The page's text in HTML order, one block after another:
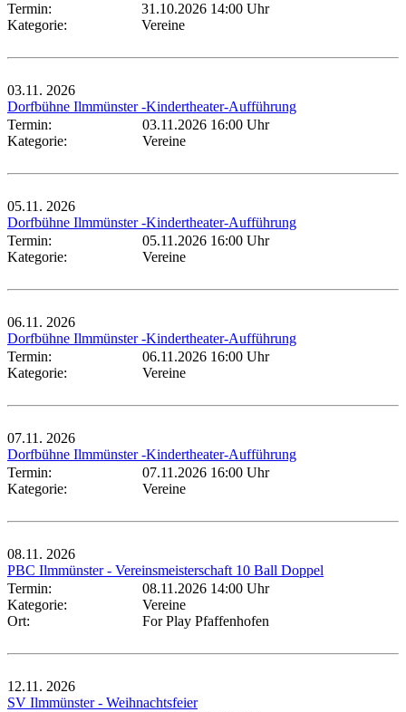
Termin:
31.10.2026 14:00 Uhr
Kategorie:
Vereine
03.11. 2026
Dorfbühne Ilmmünster -Kindertheater-Aufführung
Termin:
03.11.2026 16:00 Uhr
Kategorie:
Vereine
05.11. 2026
Dorfbühne Ilmmünster -Kindertheater-Aufführung
Termin:
05.11.2026 16:00 Uhr
Kategorie:
Vereine
06.11. 2026
Dorfbühne Ilmmünster -Kindertheater-Aufführung
Termin:
06.11.2026 16:00 Uhr
Kategorie:
Vereine
07.11. 2026
Dorfbühne Ilmmünster -Kindertheater-Aufführung
Termin:
07.11.2026 16:00 Uhr
Kategorie:
Vereine
08.11. 2026
PBC Ilmmünster - Vereinsmeisterschaft 10 Ball Doppel
Termin:
08.11.2026 14:00 Uhr
Kategorie:
Vereine
Ort:
For Play Pfaffenhofen
12.11. 2026
SV Ilmmünster - Weihnachtsfeier